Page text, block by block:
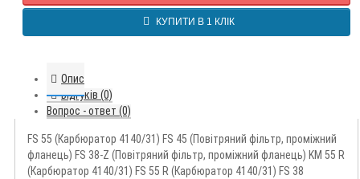
КУПИТИ В 1 КЛІК
Опис
Відгуків (0)
Вопрос - ответ (0)
FS 55 (Карбюратор 4140/31) FS 45 (Повітряний фільтр, проміжний
фланець) FS 38-Z (Повітряний фільтр, проміжний фланець) KM 55 R
(Карбюратор 4140/31) FS 55 R (Карбюратор 4140/31) FS 38